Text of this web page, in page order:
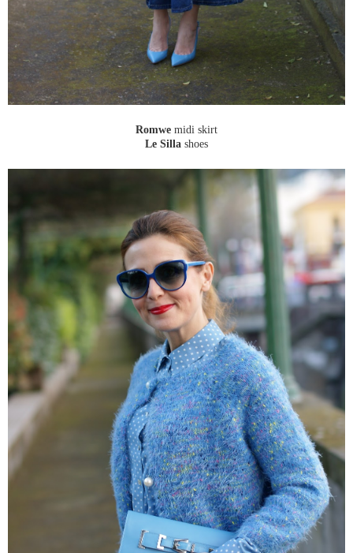
Romwe midi skirt
Le Silla shoes